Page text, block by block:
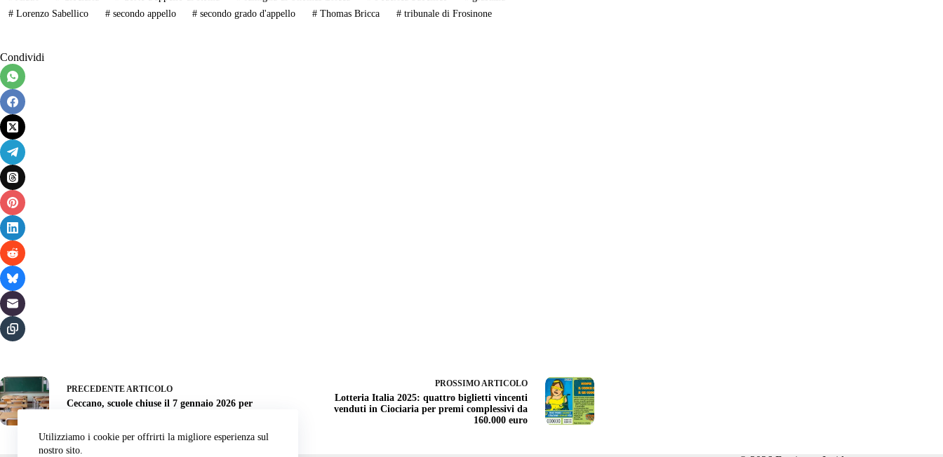
Utilizziamo i cookie per offrirti la migliore esperienza sul
nostro sito.
#Lorenzo Sabellico #secondo appello # secondo grado d'appello # Thomas Bricca # tribunale di Frosinone
Condividi
PRECEDENTE ARTICOLO
Ceccano, scuole chiuse il 7 gennaio 2026 per
PROSSIMO ARTICOLO
Lotteria Italia 2025: quattro biglietti vincenti
venduti in Ciociaria per premi complessivi da
160.000 euro